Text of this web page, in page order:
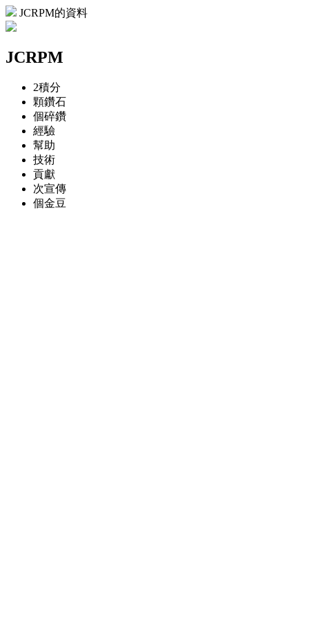
JCRPM的資料
JCRPM
2積分
顆鑽石
個碎鑽
經驗
幫助
技術
貢獻
次宣傳
個金豆